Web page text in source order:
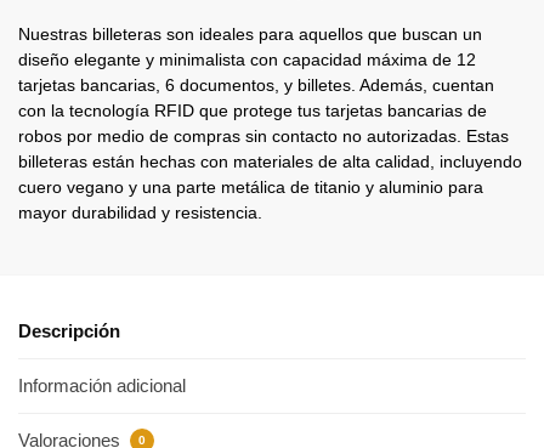
Nuestras billeteras son ideales para aquellos que buscan un
diseño elegante y minimalista con capacidad máxima de 12
tarjetas bancarias, 6 documentos, y billetes. Además, cuentan
con la tecnología RFID que protege tus tarjetas bancarias de
robos por medio de compras sin contacto no autorizadas. Estas
billeteras están hechas con materiales de alta calidad, incluyendo
cuero vegano y una parte metálica de titanio y aluminio para
mayor durabilidad y resistencia.
Descripción
Información adicional
Valoraciones 0